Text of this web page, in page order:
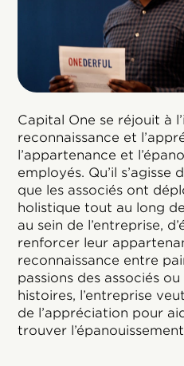
Capital One se réjouit à
reconnaissance et
l’appartenance et
employés. Qu’il s’agisse
que les associés ont
holistique tout au long
au sein de l’entreprise,
renforcer leur
reconnaissance entre
passions des associés
histoires, l’entreprise
de l’appréciation pour
trouver